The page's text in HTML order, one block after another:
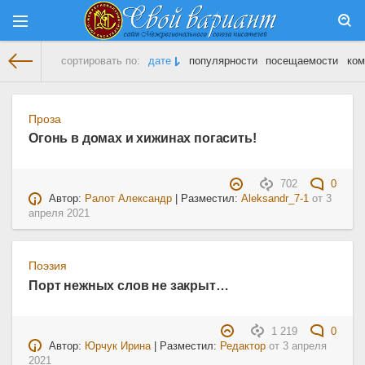
сортировать по: дате популярности посещаемости
Проза
Огонь в домах и хижинах погасить!
702
0
Автор: Ралот Александр | Разместил:Aleksandr_7-1 от 3
апреля 2021
Поэзия
Порт нежных слов не закрыт…
1 219
0
Автор: Юрчук Ирина| Разместил: Редактор от 3 апреля
2021